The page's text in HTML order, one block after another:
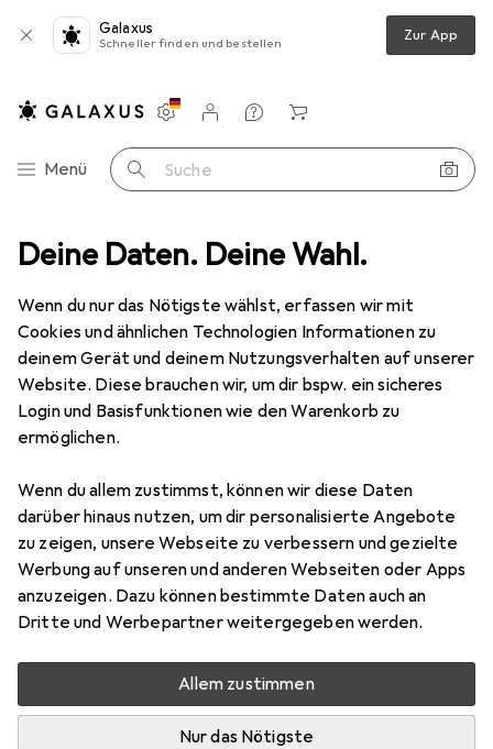
Deine Daten. Deine Wahl.
Wenn du nur das Nötigste wählst, erfassen wir mit
Cookies und ähnlichen Technologien Informationen zu
deinem Gerät und deinem Nutzungsverhalten auf unserer
Website. Diese brauchen wir, um dir bspw. ein sicheres
Login und Basisfunktionen wie den Warenkorb zu
ermöglichen.
Wenn du allem zustimmst, können wir diese Daten
darüber hinaus nutzen, um dir personalisierte Angebote
zu zeigen, unsere Webseite zu verbessern und gezielte
Werbung auf unseren und anderen Webseiten oder Apps
anzuzeigen. Dazu können bestimmte Daten auch an
Dritte und Werbepartner weitergegeben werden.
Allem zustimmen
Nur das Nötigste
Galaxus
Schneller finden und bestellen Zur App
Navigation nach Kategorien
Menü Suche
Einstellungen
Kundenkonto
Vergleichslisten
Merklisten
Warenkorb
Smartphone Schutzfolie Dipos Displayschutzfolie Crystalclear
5 Bilder
DiposDisplayschutzfolie Crystalclear
Preis in EUR inkl. MwSt.
EUR
3,89
1
Bewertungen Marke
Mehr von Dipos
übermorgen geliefert
Mehr als 10 Stück an Lager beim Drittanbieter
Lieferort angeben für genaue Lieferzeit